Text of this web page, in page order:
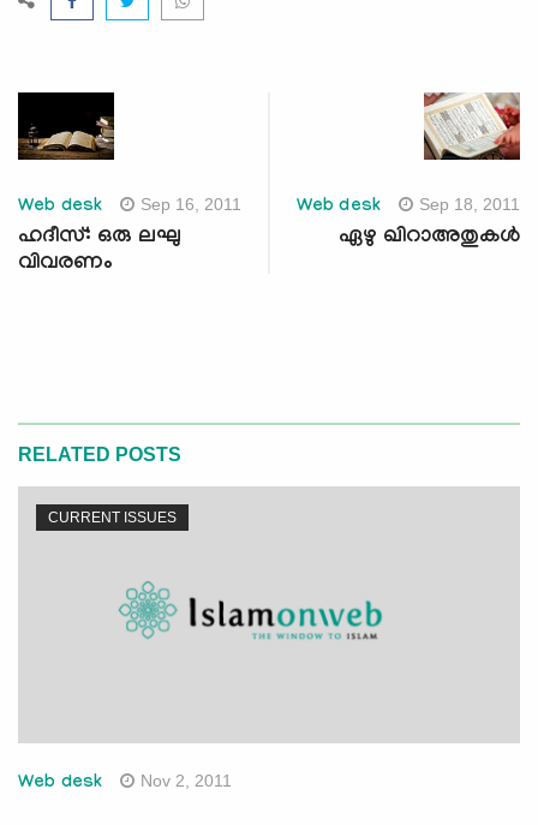
Web desk Sep 16, 2011
ഹദീസ്: ഒരു ലഘു
വിവരണം
Web desk Sep 18, 2011
ഏഴു ഖിറാഅതുകള്‍
RELATED POSTS
CURRENT ISSUES
Web desk Nov 2, 2011